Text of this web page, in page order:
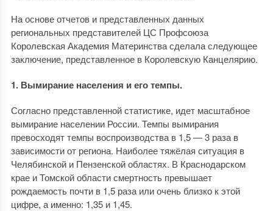
На основе отчетов и представленных данных
региональных представителей ЦС Профсоюза
Королевская Академия Материнства сделала следующее
заключение, представленное в Королевскую Канцелярию.
1. Вымирание населения и его темпы.
Согласно представленной статистике, идет масштабное
вымирание населении России. Темпы вымирания
превосходят темпы воспроизводства в 1,5 — 3 раза в
зависимости от региона. Наиболее тяжёлая ситуация в
Челябинской и Пензенской областях. В Краснодарском
крае и Томской области смертность превышает
рождаемость почти в 1,5 раза или очень близко к этой
цифре, а именно: 1,35 и 1,45.